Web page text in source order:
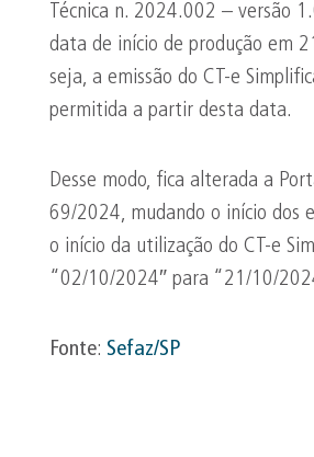
Técnica n. 2024.002 – versão
data de início de produção em
seja, a emissão do CT-e
permitida a partir desta data.
Desse modo, fica alterada a
69/2024, mudando o início dos
o início da utilização do CT-e
“02/10/2024″ para “21/10/
Fonte: Sefaz/SP